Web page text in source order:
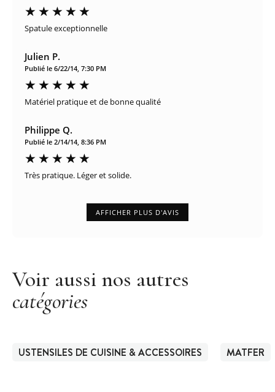
Spatule exceptionnelle
Julien P.
Publié le 6/22/14, 7:30 PM
Matériel pratique et de bonne qualité
Philippe Q.
Publié le 2/14/14, 8:36 PM
Très pratique. Léger et solide.
AFFICHER PLUS D'AVIS
Voir aussi nos autres
catégories
USTENSILES DE CUISINE & ACCESSOIRES MATFER